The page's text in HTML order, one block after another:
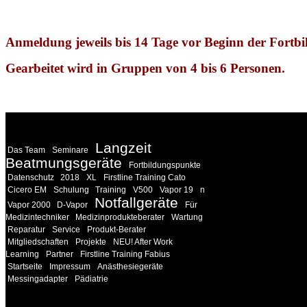
Anmeldung jeweils bis 14 Tage vor Beginn der
Gearbeitet wird in Gruppen von 4 bis 6 Personen.
Das Team Seminare
Langzeit
Beatmungsgeräte
Fortbildungspunkte
Datenschutz
2018 XL
Firstline Training Cato
Cicero EM
Schulung Training V500 Vapor 19
n
Vapor 2000
D-Vapor Notfallgeräte
Für
Medizintechniker
Medizinprodukteberater
Wartung
Reparatur
Service
Produkt-Berater
Mitgliedschaften
Projekte
NEU! After Work
Learning
Partner
Firstline Training Fabius
Startseite
Impressum
Anästhesiegeräte
Messingadapter
Pädiatrie